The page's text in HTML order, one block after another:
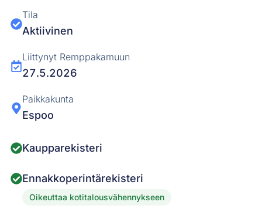
Tila
Aktiivinen
Liittynyt Remppakamuun
27.5.2026
Paikkakunta
Espoo
Kaupparekisteri
Ennakkoperintärekisteri
Oikeuttaa kotitalousvähennykseen